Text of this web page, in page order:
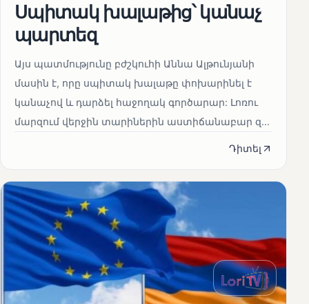
Սպիտակ խալաթից՝ կանաչ
պարտեզ
Այս պատմությունը բժշկուհի Աննա Ալթունյանի
մասին է, որը սպիտակ խալաթը փոխարինել է
կանաչով և դարձել հաջողակ գործարար: Լոռու
մարզում վերջին տարիներին աստիճանաբար զ...
Դիտել